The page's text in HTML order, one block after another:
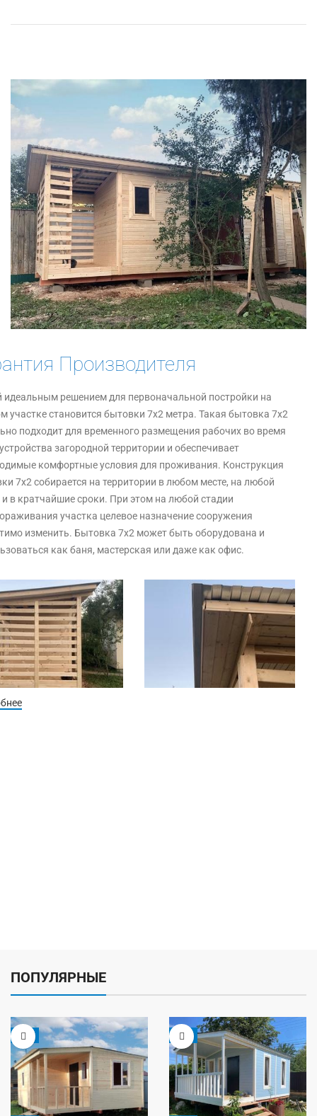
Производителя
идеальным решением для первоначальной постройки на
участке становится бытовки 7х2 метра. Такая бытовка 7х2
подходит для временного размещения рабочих во время
загородной территории и обеспечивает
комфортные условия для проживания. Конструкция
7х2 собирается на территории в любом месте, на любой
и в кратчайшие сроки. При этом на любой стадии
участка целевое назначение сооружения
изменить. Бытовка 7х2 может быть оборудована и
как баня, мастерская или даже как офис.
ПОПУЛЯРНЫЕ
-5% -9%